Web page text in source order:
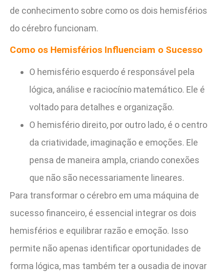
de conhecimento sobre como os dois hemisférios
do cérebro funcionam.
Como os Hemisférios Influenciam o Sucesso
O hemisfério esquerdo é responsável pela
lógica, análise e raciocínio matemático. Ele é
voltado para detalhes e organização.
O hemisfério direito, por outro lado, é o centro
da criatividade, imaginação e emoções. Ele
pensa de maneira ampla, criando conexões
que não são necessariamente lineares.
Para transformar o cérebro em uma máquina de
sucesso financeiro, é essencial integrar os dois
hemisférios e equilibrar razão e emoção. Isso
permite não apenas identificar oportunidades de
forma lógica, mas também ter a ousadia de inovar